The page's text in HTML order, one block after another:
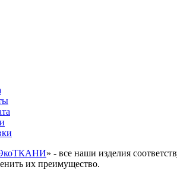
» - все наши изделия
их преимущество.